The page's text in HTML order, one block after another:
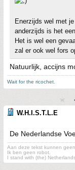
Enerzijds wel met
anderzijds is het
Het is wel een
zal er ook wel fors
Natuurlijk, accijns
Wait for the ricochet.
W.H.I.S.T.L.E
De Nederlandse
Aan deze tekst kunnen
Ik ben geen robot.
I stand with (the)